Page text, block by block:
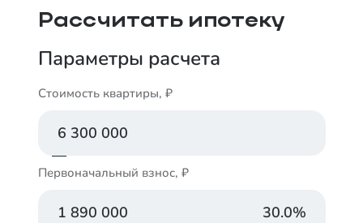
Рассчитать ипотеку
Параметры расчета
Стоимость квартиры, ₽
Первоначальный взнос, ₽
30.0%